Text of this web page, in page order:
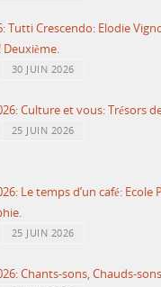
Tutti Crescendo: Elodie
Deuxième.
30 JUIN 2026
Culture et vous: Trésors
25 JUIN 2026
Le temps d’un café: Ecole
25 JUIN 2026
Chants-sons, Chauds-